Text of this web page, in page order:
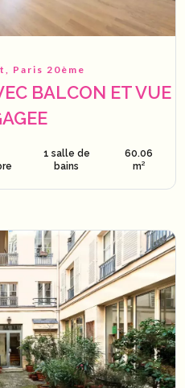
Paris 20ème
BALCON ET VUE
1 salle de
bains
60.06
m²